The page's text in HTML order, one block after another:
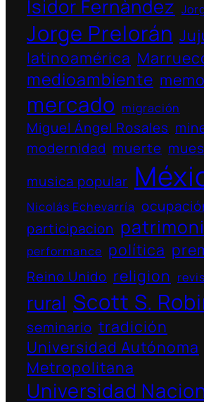
Isidor Fernàndez
Jorge Prelorán
latinoamérica
medioambiente
mercado migración
Miguel Ángel Rosales
modernidad muerte
musica popular
Nicolás Echevarría
participacion
performance política
Reino Unido religion
rural Scott S.
seminario tradición
Universidad Autónoma
Metropolitana
Universidad